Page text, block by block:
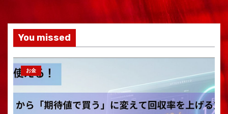
You missed
お金